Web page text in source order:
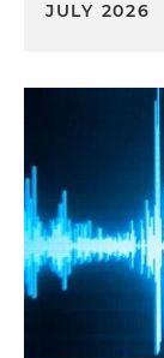
JULY 2026